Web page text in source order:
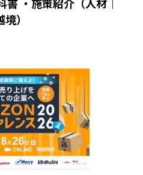
書 ・施策紹介（人材｜
）